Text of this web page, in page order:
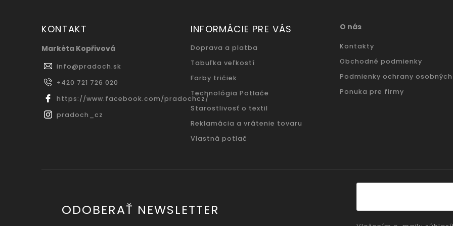
KONTAKT
Markéta Kopřivová
info@pradoch.sk
+420 721 726 020
https://www.facebook.com/pradochcz/
pradoch_cz
INFORMÁCIE PRE VÁS
Doprava a platba
Tabuľka veľkostí
Farby tričiek
Technológia Potlače
Starostlivosť o textil
Reklamácia a vrátenie tovaru
Vlastná potlač
O nás
Kontakty
Obchodné podmienky
Podmienky ochrany
Ponuka pre firmy
ODOBERAŤ NEWSLETTER